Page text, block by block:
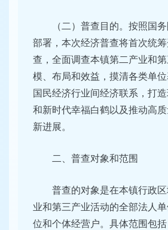
（二）普查目的。按照国
部署，本次经济普查将首次统
查，全面调查本镇第二产业和
模、布局和效益，摸清各类单
国民经济行业间经济联系，打
和新时代幸福白鹤以及推动高
新进展。
二、普查对象和范围
普查的对象是在本镇行政
业和第三产业活动的全部法人
位和个体经营户。具体范围包